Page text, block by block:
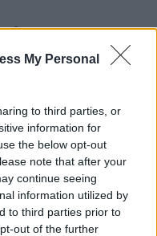
My Personal
to third parties, or
information for
the below opt-out
note that after your
continue seeing
information utilized by
to third parties prior to
out of the further
elkapni. - feleli
és a nyár legjobb
(X)
strandröplabda-